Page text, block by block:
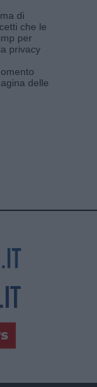
di
che le
per
privacy
delle